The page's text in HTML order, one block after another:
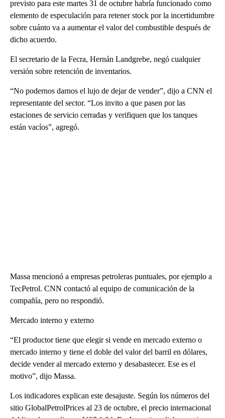
previsto para este martes 31 de octubre habría funcionado como
elemento de especulación para retener stock por la incertidumbre
sobre cuánto va a aumentar el valor del combustible después de
dicho acuerdo.
El secretario de la Fecra, Hernán Landgrebe, negó cualquier
versión sobre retención de inventarios.
“No podernos darnos el lujo de dejar de vender”, dijo a CNN el
representante del sector. “Los invito a que pasen por las
estaciones de servicio cerradas y verifiquen que los tanques
están vacíos”, agregó.
Massa mencionó a empresas petroleras puntuales, por ejemplo a
TecPetrol. CNN contactó al equipo de comunicación de la
compañía, pero no respondió.
Mercado interno y externo
“El productor tiene que elegir si vende en mercado externo o
mercado interno y tiene el doble del valor del barril en dólares,
decide vender al mercado externo y desabastecer. Ese es el
motivo”, dijo Massa.
Los indicadores explican este desajuste. Según los números del
sitio GlobalPetrolPrices al 23 de octubre, el precio internacional